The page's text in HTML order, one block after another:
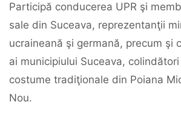
Participă conducerea UPR şi
sale din Suceava, reprezentanţii
ucraineană şi germană, precum şi
ai municipiului Suceava,
costume tradiţionale din Poiana
Nou.